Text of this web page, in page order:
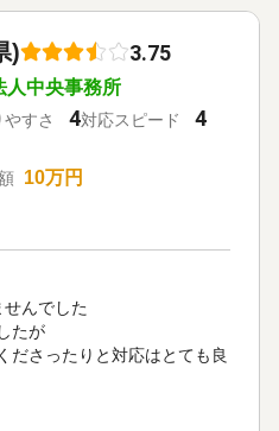
) 3.75
人中央事務所
すさ 4対応スピード 4
10万円
んでした
たが
ださったりと対応はとても良